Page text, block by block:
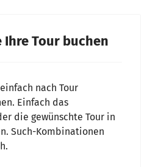
Ihre Tour buchen
nach Tour
Einfach das
die gewünschte Tour in
Such-Kombinationen